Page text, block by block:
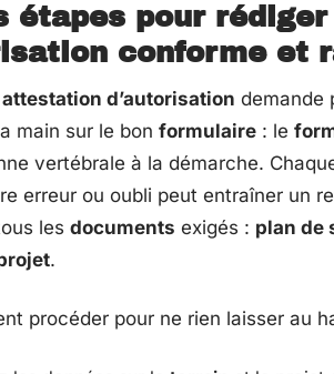
étapes pour
conforme et
attestation d’autorisation demande
main sur le bon formulaire : le
vertébrale à la démarche.
erreur ou oubli peut entraîner un
les documents exigés : plan de
.
procéder pour ne rien laisser au